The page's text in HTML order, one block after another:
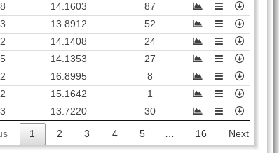
14.1603
87
13.8912
52
14.1408
24
14.1353
27
16.8995
8
15.1642
1
13.7220 30
1 2 3 4 5 16 Next